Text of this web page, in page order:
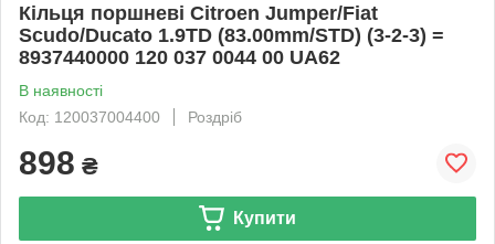
Кільця поршневі Citroen Jumper/Fiat
Scudo/Ducato 1.9TD (83.00mm/STD) (3-2-3) =
8937440000 120 037 0044 00 UA62
В наявності
Код: 120037004400
Роздріб
898 ₴
Купити